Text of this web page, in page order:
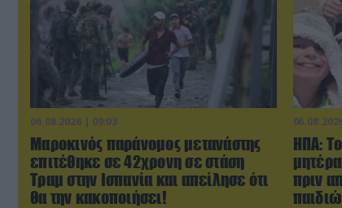
06.08.2026 | 09:03
Μαροκινός παράνομος μετανάστης
επιτέθηκε σε 42χρονη σε στάση
Τραμ στην Ισπανία και απείλησε ότι
θα την κακοποιήσει!
ΗΠΑ:
πριν